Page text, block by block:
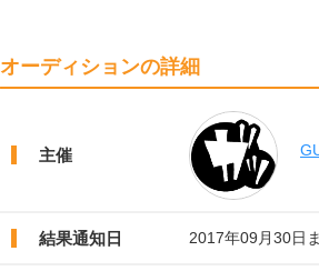
オーディションの詳細
主催
結果通知日 2017年09月30日